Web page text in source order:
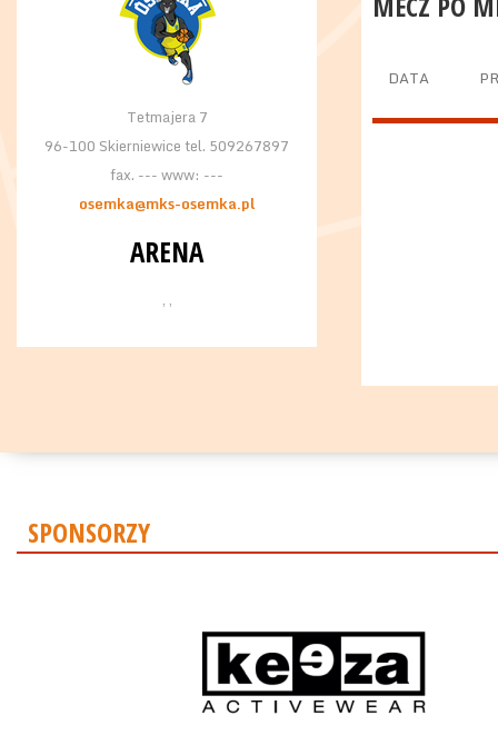
Tetmajera 7
96-100 Skierniewice tel. 509267897
fax. --- www: ---
osemka@mks-osemka.pl
ARENA
, ,
DATA
SPONSORZY